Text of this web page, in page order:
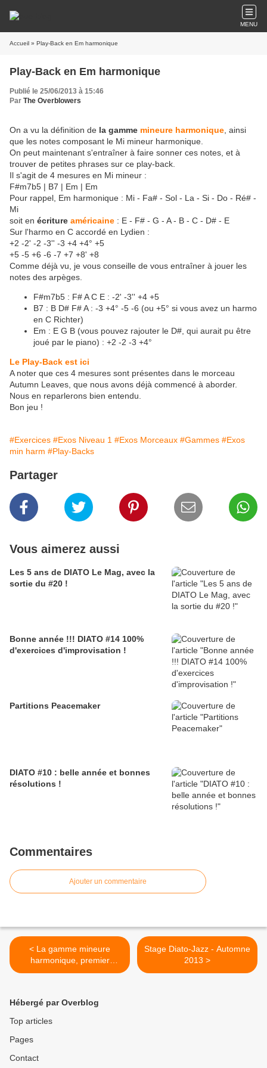
MENU
Accueil » Play-Back en Em harmonique
Play-Back en Em harmonique
Publié le 25/06/2013 à 15:46
Par The Overblowers
On a vu la définition de la gamme mineure harmonique , ainsi
que les notes composant le Mi mineur harmonique.
On peut maintenant s'entraîner à faire sonner ces notes, et à
trouver de petites phrases sur ce play-back.
Il s'agit de 4 mesures en Mi mineur :
F#m7b5 | B7 | Em | Em
Pour rappel, Em harmonique : Mi - Fa# - Sol - La - Si - Do - Ré# -
Mi
soit en écriture américaine : E - F# - G - A - B - C - D# - E
Sur l'harmo en C accordé en Lydien :
+2 -2' -2 -3'' -3 +4 +4° +5
+5 -5 +6 -6 -7 +7 +8' +8
Comme déjà vu, je vous conseille de vous entraîner à jouer les
notes des arpèges.
F#m7b5 : F# A C E : -2' -3'' +4 +5
B7 : B D# F# A : -3 +4° -5 -6 (ou +5° si vous avez un harmo
en C Richter)
Em : E G B (vous pouvez rajouter le D#, qui aurait pu être
joué par le piano) : +2 -2 -3 +4°
Le Play-Back est ici
A noter que ces 4 mesures sont présentes dans le morceau
Autumn Leaves, que nous avons déjà commencé à aborder.
Nous en reparlerons bien entendu.
Bon jeu !
#Exercices #Exos Niveau 1 #Exos Morceaux #Gammes #Exos
min harm #Play-Backs
Partager
Vous aimerez aussi
Les 5 ans de DIATO Le Mag, avec la
sortie du #20 !
Bonne année !!! DIATO #14 100%
d'exercices d'improvisation !
Partitions Peacemaker
DIATO #10 : belle année et bonnes
résolutions !
Commentaires
Ajouter un commentaire
< La gamme mineure
harmonique, premier
contact
Stage Diato-Jazz - Automne
2013 >
Hébergé par Overblog
Top articles
Pages
Contact